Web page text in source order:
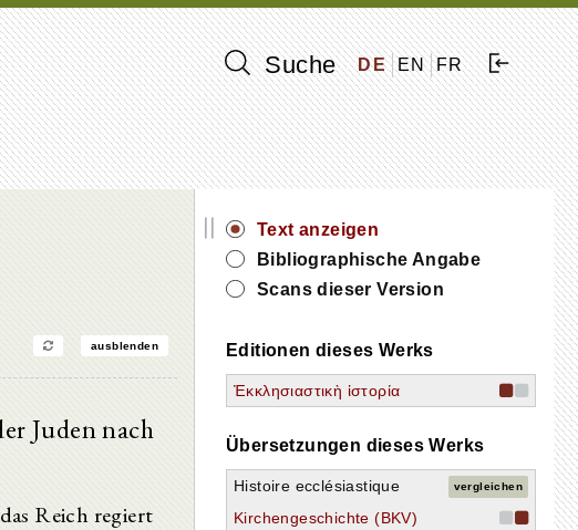
Suche DE EN FR
ausblenden
Juden nach
Reich regiert
||
Text anzeigen
Bibliographische Angabe
Scans dieser Version
Editionen dieses Werks
Ἐκκλησιαστικὴ ἱστορία
Übersetzungen dieses Werks
Histoire ecclésiastique vergleichen
Kirchengeschichte (BKV)